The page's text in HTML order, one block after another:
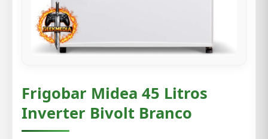
Frigobar Midea 45 Litros
Inverter Bivolt Branco